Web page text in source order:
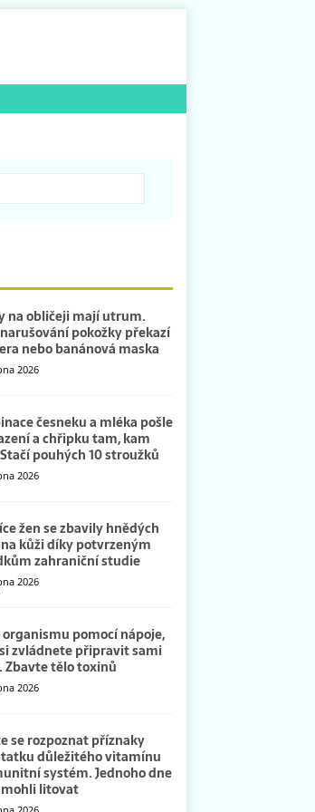
na obličeji mají utrum.
pokožky překazí
nebo banánová maska
2026
česneku a mléka pošle
a chřipku tam, kam
pouhých 10 stroužků
2026
žen se zbavily hnědých
kůži díky potvrzeným
zahraniční studie
2026
organismu pomocí nápoje,
zvládnete připravit sami
Zbavte tělo toxinů
2026
se rozpoznat příznaky
důležitého vitamínu
systém. Jednoho dne
litovat